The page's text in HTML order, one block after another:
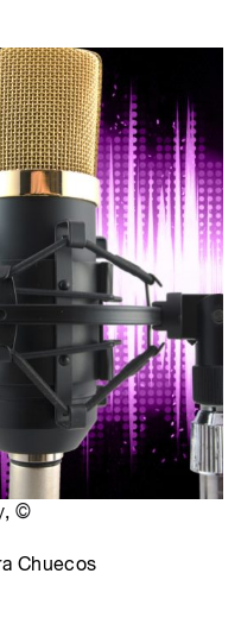
, ©
Chuecos